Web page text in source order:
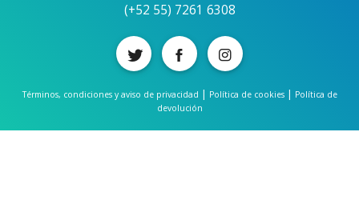
(+52 55) 7261 6308
Términos, condiciones y aviso de privacidad | Política de cookies| Política de
devolución